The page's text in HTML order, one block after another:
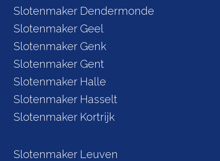
Slotenmaker Dendermonde
Slotenmaker Geel
Slotenmaker Genk
Slotenmaker Gent
Slotenmaker Halle
Slotenmaker Hasselt
Slotenmaker Kortrijk
Slotenmaker Leuven